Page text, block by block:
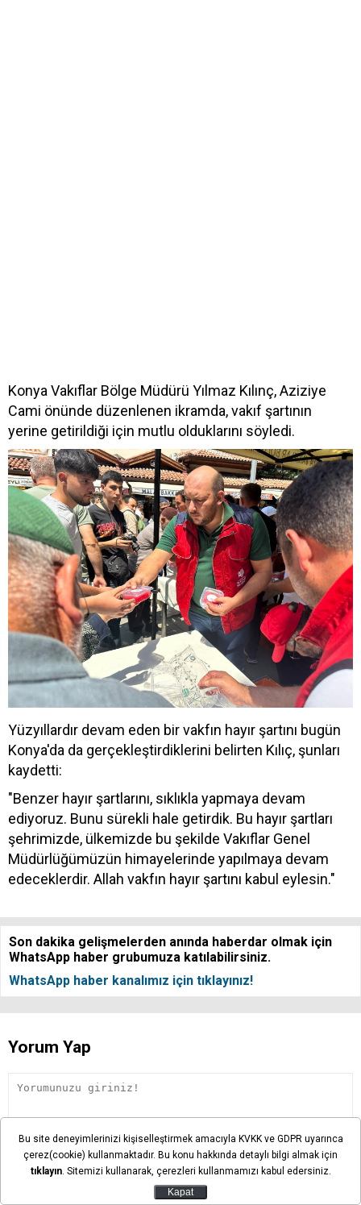
Konya Vakıflar Bölge Müdürü Yılmaz Kılınç, Aziziye
Cami önünde düzenlenen ikramda, vakıf şartının
yerine getirildiği için mutlu olduklarını söyledi.
Yüzyıllardır devam eden bir vakfın hayır şartını bugün
Konya'da da gerçekleştirdiklerini belirten Kılıç, şunları
kaydetti:
"Benzer hayır şartlarını, sıklıkla yapmaya devam
ediyoruz. Bunu sürekli hale getirdik. Bu hayır şartları
şehrimizde, ülkemizde bu şekilde Vakıflar Genel
Müdürlüğümüzün himayelerinde yapılmaya devam
edeceklerdir. Allah vakfın hayır şartını kabul eylesin."
Son dakika gelişmelerden anında haberdar olmak için
WhatsApp haber grubumuza katılabilirsiniz.
WhatsApp haber kanalımız için tıklayınız!
Yorum Yap
Yorum yazma kurallarını okudum ve kabul ediyorum.
Bu site deneyimlerinizi kişiselleştirmek amacıyla KVKK ve GDPR uyarınca
çerez(cookie) kullanmaktadır. Bu konu hakkında detaylı bilgi almak için
tıklayın. Sitemizi kullanarak, çerezleri kullanmamızı kabul edersiniz.
Kapat